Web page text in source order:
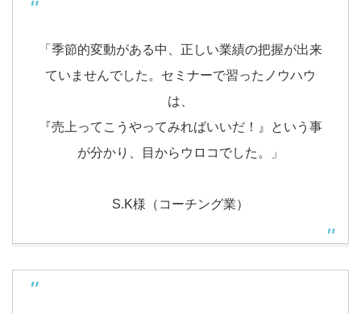
「季節的変動がある中、正しい業績の把握が出来
ていませんでした。セミナーで習ったノウハウ
は、
『売上ってこうやってみればいいだ！』という事
が分かり、目からウロコでした。」
S.K様（コーチング業）